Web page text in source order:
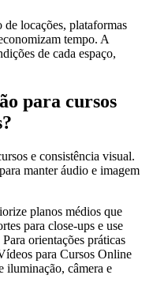
de locações, plataformas
tempo. A
de cada espaço,
para cursos
e consistência visual.
manter áudio e imagem
planos médios que
para close-ups e use
orientações práticas
para Cursos Online
iluminação, câmera e